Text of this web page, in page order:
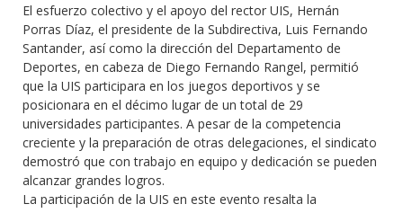
El esfuerzo colectivo y el apoyo del rector UIS, Hernán
Porras Díaz, el presidente de la Subdirectiva, Luis Fernando
Santander, así como la dirección del Departamento de
Deportes, en cabeza de Diego Fernando Rangel, permitió
que la UIS participara en los juegos deportivos y se
posicionara en el décimo lugar de un total de 29
universidades participantes. A pesar de la competencia
creciente y la preparación de otras delegaciones, el sindicato
demostró que con trabajo en equipo y dedicación se pueden
alcanzar grandes logros.
La participación de la UIS en este evento resalta la